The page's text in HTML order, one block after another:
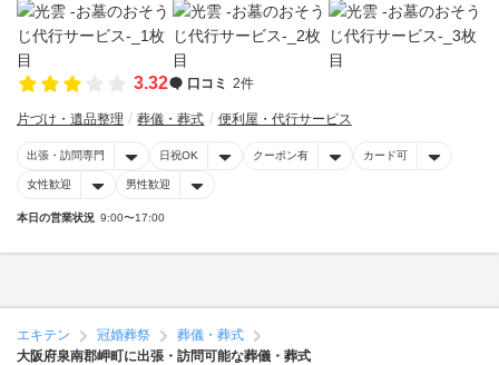
3.32 口コミ 2件
片づけ・遺品整理 葬儀・葬式 便利屋・代行サービス
出張・訪問専門 日祝OK クーポン有 カード可
女性歓迎 男性歓迎
本日の営業状況 9:00〜17:00
エキテン 冠婚葬祭
葬儀・葬式
大阪府泉南郡岬町に出張・訪問可能な葬儀・葬式